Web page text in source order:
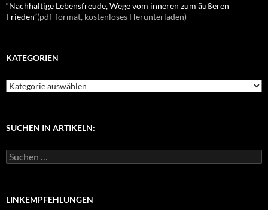
“Nachhaltige Lebensfreude, Wege vom inneren zum äußeren
Frieden”(pdf-format, kostenloses Herunterladen)
KATEGORIEN
K
a
g
r
SUCHEN IN ARTIKELN:
S
u
eLINKEMPFEHLUNGEN